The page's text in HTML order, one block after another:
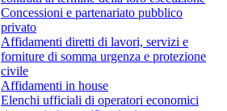
Concessioni e partenariato pubblico
privato
Affidamenti diretti di lavori, servizi e
forniture di somma urgenza e protezione
civile
Affidamenti in house
Elenchi ufficiali di operatori economici